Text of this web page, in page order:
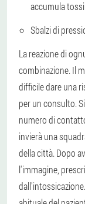
accumula
Sbalzi di
La reazione di
combinazione. Il
difficile dare una
per un consulto.
numero di
invierà una
della città. Dopo
l'immagine,